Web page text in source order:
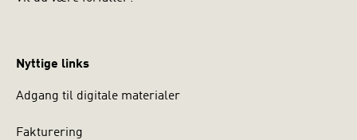
Nyttige links
Adgang til digitale materialer
Fakturering